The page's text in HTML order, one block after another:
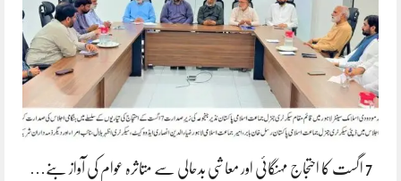
7 اگست کا احتجاج مہنگائی اور معاشی بدحالی سے متاثرہ عوام کی آواز بنے…